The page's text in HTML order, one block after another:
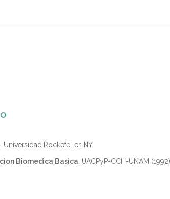
, Universidad Rockefeller, NY
Biomedica Basica , UACPyP-CCH-UNAM (1992)